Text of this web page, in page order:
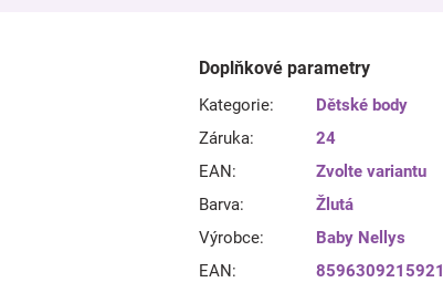
Doplňkové parametry
Kategorie:
Dětské body
Záruka:
24
EAN:
Zvolte variantu
Barva:
Žlutá
Výrobce:
Baby Nellys
EAN: 8596309215921